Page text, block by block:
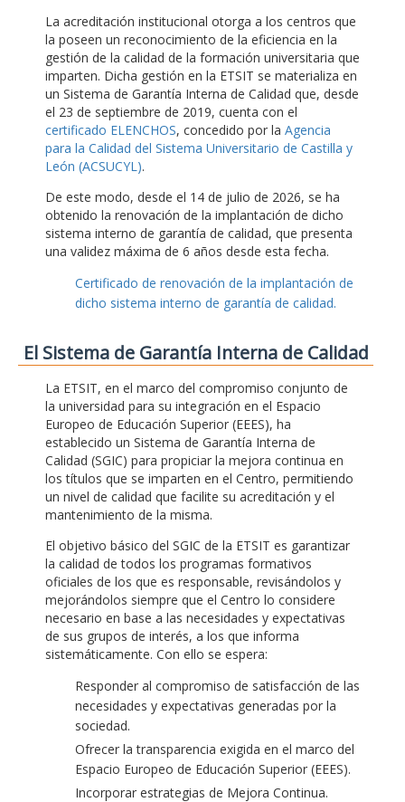
La acreditación institucional otorga a los centros que
la poseen un reconocimiento de la eficiencia en la
gestión de la calidad de la formación universitaria que
imparten. Dicha gestión en la ETSIT se materializa en
un Sistema de Garantía Interna de Calidad que, desde
el 23 de septiembre de 2019, cuenta con el
certificado ELENCHOS, concedido por la Agencia
para la Calidad del Sistema Universitario de Castilla y
León (ACSUCYL).
De este modo, desde el 14 de julio de 2026, se ha
obtenido la renovación de la implantación de dicho
sistema interno de garantía de calidad, que presenta
una validez máxima de 6 años desde esta fecha.
Certificado de renovación de la implantación de
dicho sistema interno de garantía de calidad.
El Sistema de Garantía Interna de Calidad
La ETSIT, en el marco del compromiso conjunto de
la universidad para su integración en el Espacio
Europeo de Educación Superior (EEES), ha
establecido un Sistema de Garantía Interna de
Calidad (SGIC) para propiciar la mejora continua en
los títulos que se imparten en el Centro, permitiendo
un nivel de calidad que facilite su acreditación y el
mantenimiento de la misma.
El objetivo básico del SGIC de la ETSIT es garantizar
la calidad de todos los programas formativos
oficiales de los que es responsable, revisándolos y
mejorándolos siempre que el Centro lo considere
necesario en base a las necesidades y expectativas
de sus grupos de interés, a los que informa
sistemáticamente. Con ello se espera:
Responder al compromiso de satisfacción de las
necesidades y expectativas generadas por la
sociedad.
Ofrecer la transparencia exigida en el marco del
Espacio Europeo de Educación Superior (EEES).
Incorporar estrategias de Mejora Continua.